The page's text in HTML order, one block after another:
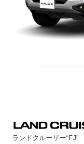
ランドクルーザー“FJ”